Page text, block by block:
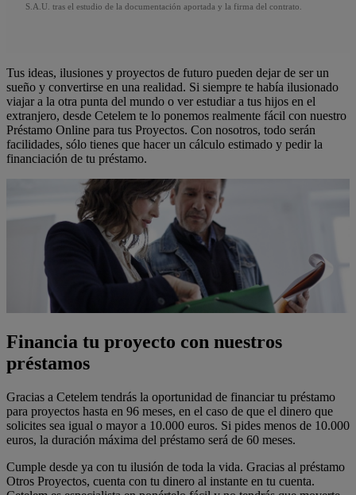
S.A.U. tras el estudio de la documentación aportada y la firma del contrato.
Tus ideas, ilusiones y proyectos de futuro pueden dejar de ser un
sueño y convertirse en una realidad. Si siempre te había ilusionado
viajar a la otra punta del mundo o ver estudiar a tus hijos en el
extranjero, desde Cetelem te lo ponemos realmente fácil con nuestro
Préstamo Online para tus Proyectos. Con nosotros, todo serán
facilidades, sólo tienes que hacer un cálculo estimado y pedir la
financiación de tu préstamo.
Financia tu proyecto con nuestros
préstamos
Gracias a Cetelem tendrás la oportunidad de financiar tu préstamo
para proyectos hasta en 96 meses, en el caso de que el dinero que
solicites sea igual o mayor a 10.000 euros. Si pides menos de 10.000
euros, la duración máxima del préstamo será de 60 meses.
Cumple desde ya con tu ilusión de toda la vida. Gracias al préstamo
Otros Proyectos, cuenta con tu dinero al instante en tu cuenta.